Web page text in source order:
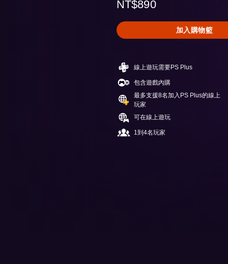
NT$890
加入購物籃
線上遊玩需要PS Plus
包含遊戲內購
最多支援8名加入PS Plus的線上
玩家
可在線上遊玩
1到4名玩家